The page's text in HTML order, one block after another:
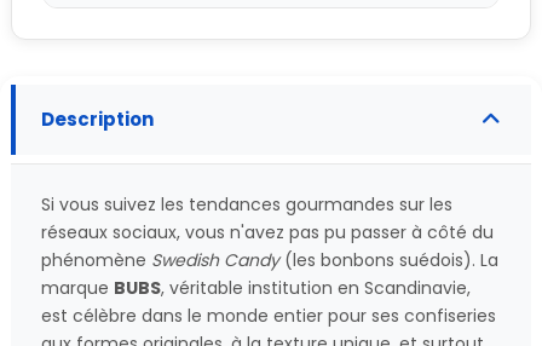
Description
Si vous suivez les tendances gourmandes sur les
réseaux sociaux, vous n'avez pas pu passer à côté du
phénomène Swedish Candy(les bonbons suédois). La
marque BUBS, véritable institution en Scandinavie,
est célèbre dans le monde entier pour ses confiseries